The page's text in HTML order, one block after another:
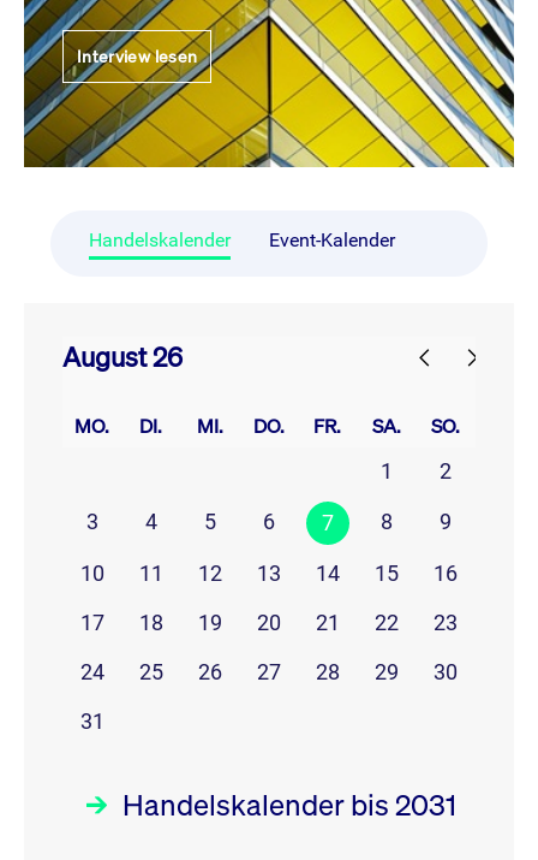
Interview lesen
Handelskalender Event-Kalender
August 26
MO. DI. MI. DO. FR. SA. SO.
1
2
3
4 5 6 7 8 9
10 11 12 13 14 15
16
17
18 19 20 21 22
23
24
25 26 27 28 29
30
31
Handelskalender bis 2031